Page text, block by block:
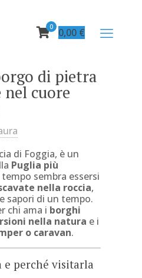
0 0,00 €
di pietra
cuore
di Foggia, è un
Puglia più
sembra essersi
nella roccia,
sapori di un tempo.
chi ama i borghi
nella natura e i
o caravan.
e perché visitarla